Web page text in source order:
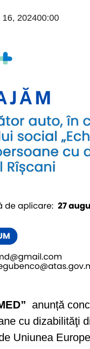
16, 202400:00
anunță
cu
Uniunea